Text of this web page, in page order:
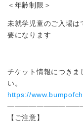
＜年齢制限＞
未就学児童のご入場は
要になります
チケット情報につきま
い。
https://
【ご注意】